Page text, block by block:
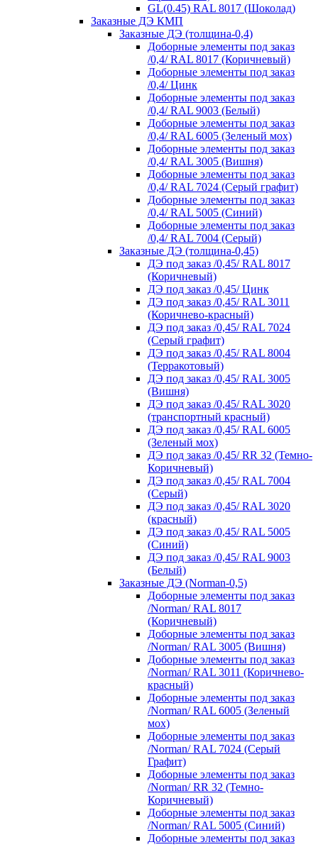
GL(0.45) RAL 8017 (Шоколад)
Заказные ДЭ КМП
Заказные ДЭ (толщина-0,4)
Доборные элементы под заказ
/0,4/ RAL 8017 (Коричневый)
Доборные элементы под заказ
/0,4/ Цинк
Доборные элементы под заказ
/0,4/ RAL 9003 (Белый)
Доборные элементы под заказ
/0,4/ RAL 6005 (Зеленый мох)
Доборные элементы под заказ
/0,4/ RAL 3005 (Вишня)
Доборные элементы под заказ
/0,4/ RAL 7024 (Серый графит)
Доборные элементы под заказ
/0,4/ RAL 5005 (Синий)
Доборные элементы под заказ
/0,4/ RAL 7004 (Серый)
Заказные ДЭ (толщина-0,45)
ДЭ под заказ /0,45/ RAL 8017
(Коричневый)
ДЭ под заказ /0,45/ Цинк
ДЭ под заказ /0,45/ RAL 3011
(Коричнево-красный)
ДЭ под заказ /0,45/ RAL 7024
(Серый графит)
ДЭ под заказ /0,45/ RAL 8004
(Терракотовый)
ДЭ под заказ /0,45/ RAL 3005
(Вишня)
ДЭ под заказ /0,45/ RAL 3020
(транспортный красный)
ДЭ под заказ /0,45/ RAL 6005
(Зеленый мох)
ДЭ под заказ /0,45/ RR 32 (Темно-
Коричневый)
ДЭ под заказ /0,45/ RAL 7004
(Серый)
ДЭ под заказ /0,45/ RAL 3020
(красный)
ДЭ под заказ /0,45/ RAL 5005
(Синий)
ДЭ под заказ /0,45/ RAL 9003
(Белый)
Заказные ДЭ (Norman-0,5)
Доборные элементы под заказ
/Norman/ RAL 8017
(Коричневый)
Доборные элементы под заказ
/Norman/ RAL 3005 (Вишня)
Доборные элементы под заказ
/Norman/ RAL 3011 (Коричнево-
красный)
Доборные элементы под заказ
/Norman/ RAL 6005 (Зеленый
мох)
Доборные элементы под заказ
/Norman/ RAL 7024 (Серый
Графит)
Доборные элементы под заказ
/Norman/ RR 32 (Темно-
Коричневый)
Доборные элементы под заказ
/Norman/ RAL 5005 (Синий)
Доборные элементы под заказ